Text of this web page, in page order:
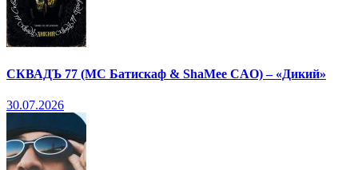
СКВАДЪ 77 (МС Батискаф & ShaMee CAO) – «Дикий»
30.07.2026